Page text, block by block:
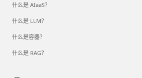
什么是 AIaaS？
什么是 LLM？
什么是容器？
什么是 RAG？